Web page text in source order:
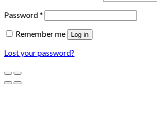
Password*
Remember me
Log in
Lost your password?